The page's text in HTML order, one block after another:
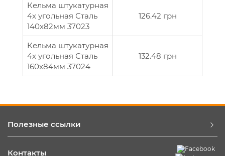
Кельма штукатурная
4х угольная Сталь
140x82мм 37023
126.42 грн
Кельма штукатурная
4х угольная Сталь
160x84мм 37024
132.48 грн
Полезные ссылки
Контакты